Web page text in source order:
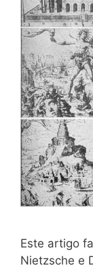
Este artigo
Nietzsche e